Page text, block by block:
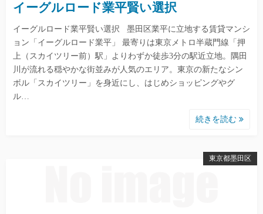
イーグルロード業平賢い選択
イーグルロード業平賢い選択 墨田区業平に立地する賃貸マンシ
ョン「イーグルロード業平」 最寄りは東京メトロ半蔵門線「押
上（スカイツリー前）駅」よりわずか徒歩3分の駅近立地。隅田
川が流れる穏やかな街並みが人気のエリア。東京の新たなシン
ボル「スカイツリー」を身近にし、はじめショッピングやグ
ル…
続きを読む
東京都墨田区